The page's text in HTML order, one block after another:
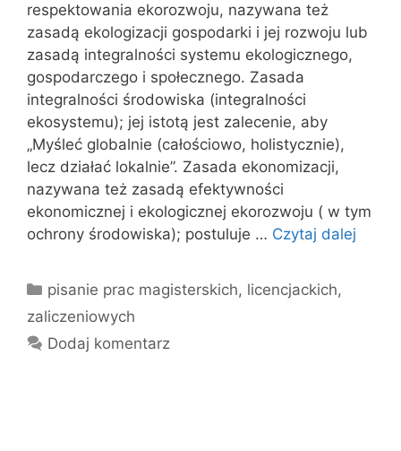
respektowania ekorozwoju, nazywana też
zasadą ekologizacji gospodarki i jej rozwoju lub
zasadą integralności systemu ekologicznego,
gospodarczego i społecznego. Zasada
integralności środowiska (integralności
ekosystemu); jej istotą jest zalecenie, aby
„Myśleć globalnie (całościowo, holistycznie),
lecz działać lokalnie”. Zasada ekonomizacji,
nazywana też zasadą efektywności
ekonomicznej i ekologicznej ekorozwoju ( w tym
ochrony środowiska); postuluje … Czytaj dalej
Kategorie
pisanie prac magisterskich, licencjackich,
zaliczeniowych
Dodaj komentarz